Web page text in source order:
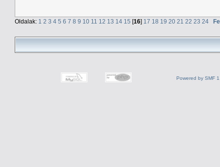
Oldalak: 1 2 3 4 5 6 7 8 9 10 11 12 13 14 15 [16] 17 18 19 20 21 22 23 24
Powered by SMF